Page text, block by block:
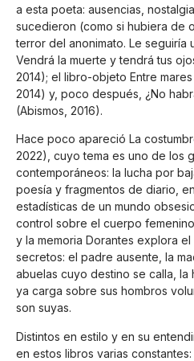
a esta poeta: ausencias,
sucedieron (como si hubiera de
terror del anonimato. Le seguiría
Vendrá la muerte y tendrá tus
2014); el libro-objeto Entre
2014) y, poco después, ¿No
(Abismos, 2016).
Hace poco apareció La
2022), cuyo tema es uno de los
contemporáneos: la lucha por
poesía y fragmentos de diario,
estadísticas de un mundo
control sobre el cuerpo
y la memoria Dorantes explora
secretos: el padre ausente, la
abuelas cuyo destino se calla,
ya carga sobre sus hombros
son suyas.
Distintos en estilo y en su
en estos libros varias